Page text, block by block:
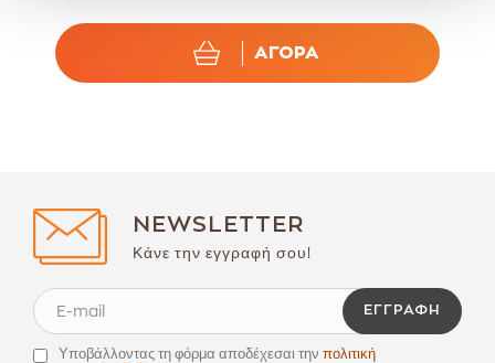
ΑΓΟΡΑ
NEWSLETTER
Κάνε την εγγραφή σου!
ΕΓΓΡΑΦΉ
Υποβάλλοντας τη φόρμα αποδέχεσαι την πολιτική